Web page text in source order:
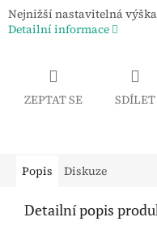
Nejnižší nastavitelná výška
Detailní informace
ZEPTAT SE SDÍLET
Popis Diskuze
Detailní popis